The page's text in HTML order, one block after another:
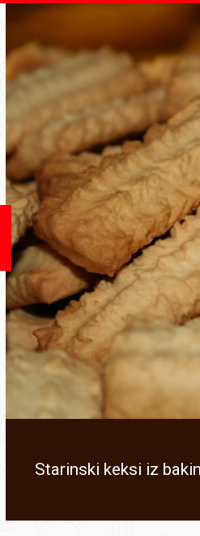
Starinski keksi iz